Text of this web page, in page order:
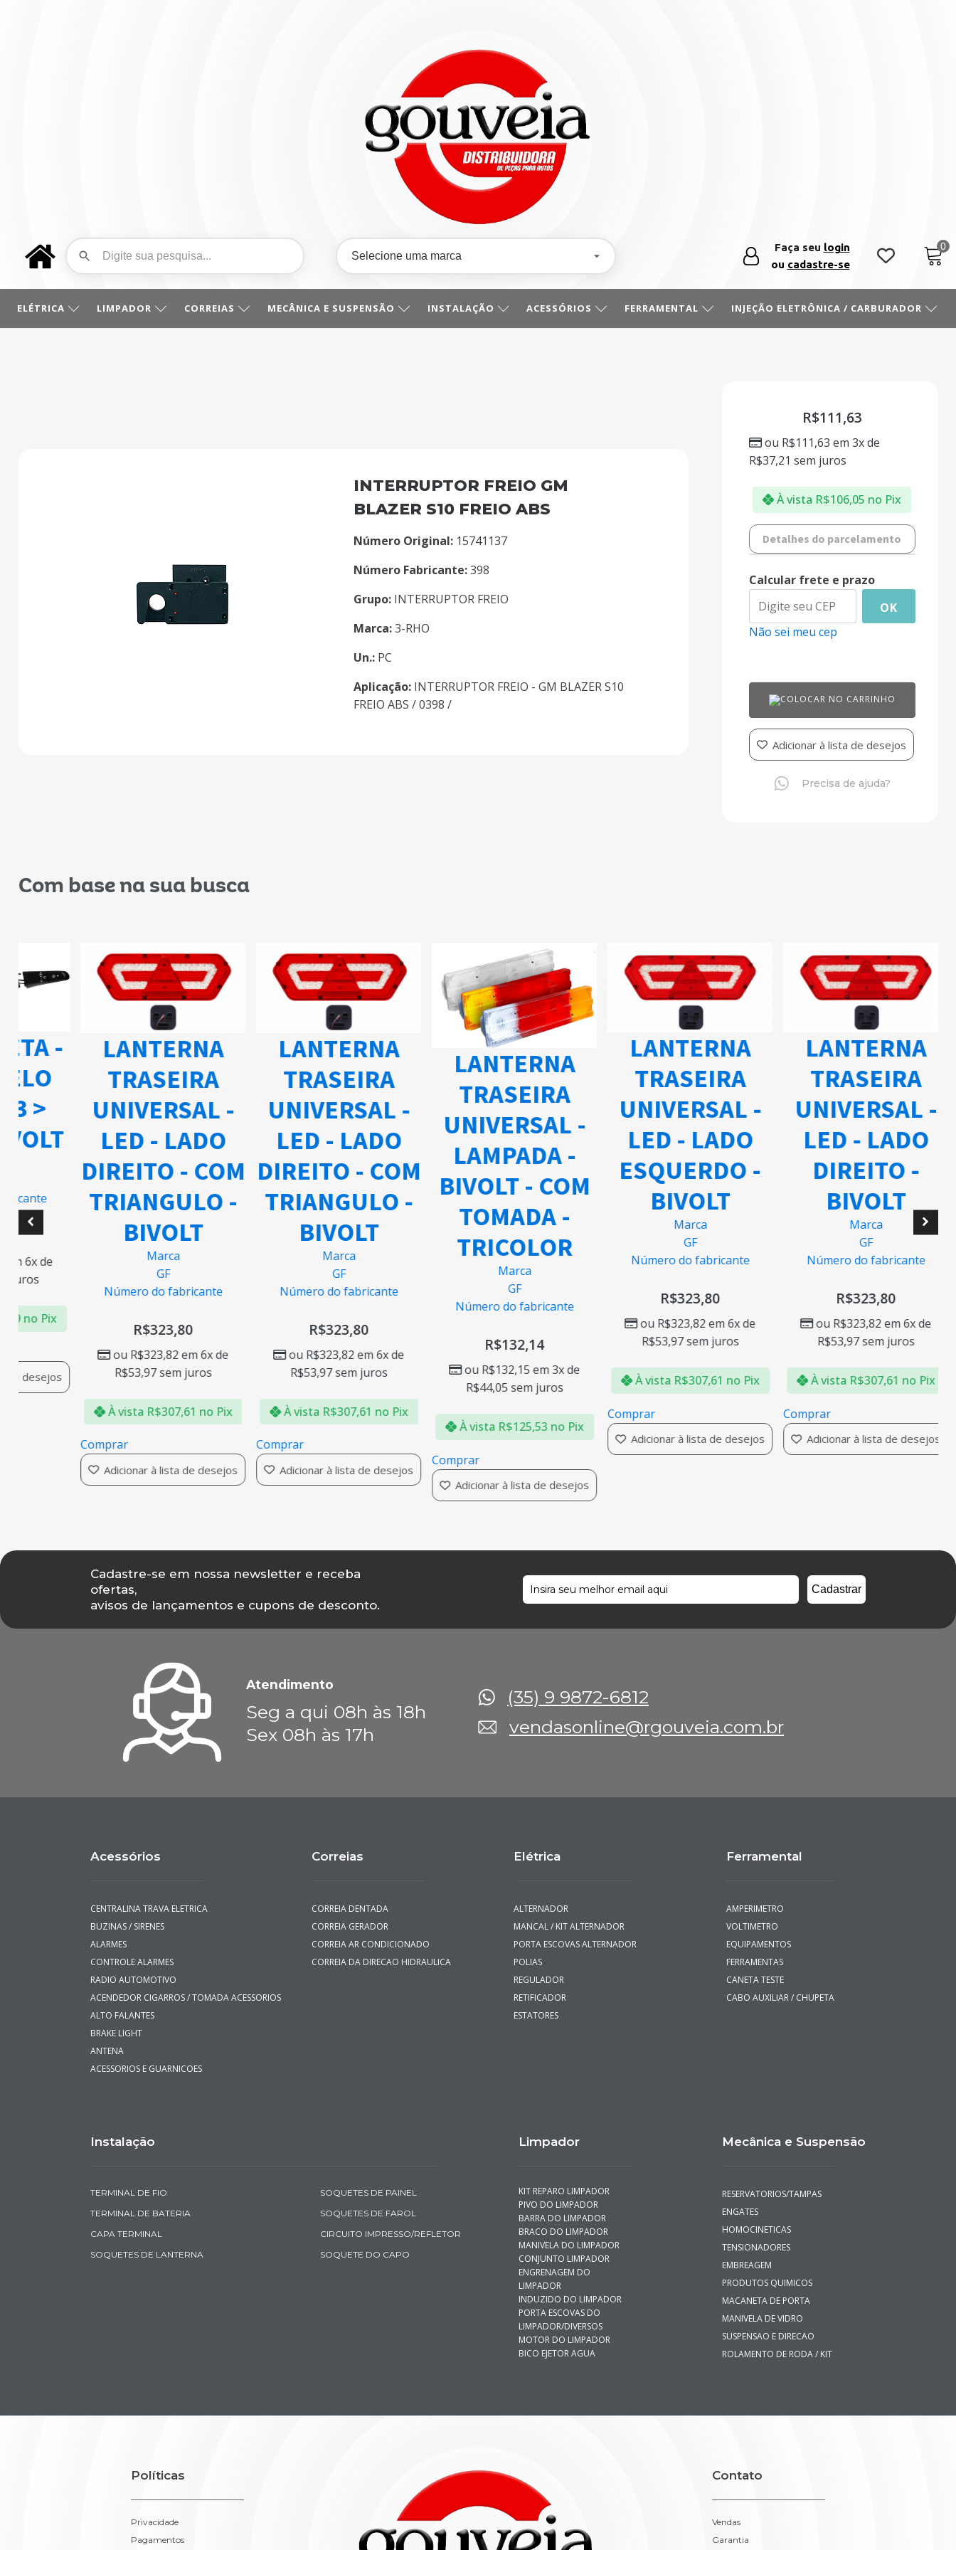
Faça seu login
ou cadastre-se
ELÉTRICA LIMPADOR CORREIAS MECÂNICA E SUSPENSÃO INSTALAÇÃO ACESSÓRIOS FERRAMENTAL INJEÇÃO ELETRÔNICA / CARBURADOR
INTERRUPTOR FREIO GM
BLAZER S10 FREIO ABS
Número Original: 15741137
Número Fabricante:398
Grupo: INTERRUPTOR FREIO
Marca:3-RHO
Un.: PC
Aplicação: INTERRUPTOR FREIO - GM BLAZER S10
FREIO ABS / 0398 /
R$111,63
ou R$111,63 em 3x de
R$37,21 sem juros
À vista R$106,05 no Pix
Detalhes do parcelamento
Calcular frete e prazo
OK
Não sei meu cep
COLOCAR NO CARRINHO
Adicionar à lista de desejos
Precisa de ajuda?
Com base na sua busca
-
>
6x de
no Pix
desejos
LANTERNA
TRASEIRA
UNIVERSAL -
LED - LADO
DIREITO - COM
TRIANGULO -
BIVOLT
Marca
GF
Número do fabricante
R$323,80
ouR$323,82em 6x de
R$53,97sem juros
À vistaR$307,61no Pix
Comprar
Adicionar à lista de desejos
LANTERNA
TRASEIRA
UNIVERSAL -
LED - LADO
DIREITO - COM
TRIANGULO -
BIVOLT
Marca
GF
Número do fabricante
R$323,80
ouR$323,82em 6x de
R$53,97sem juros
À vistaR$307,61no Pix
Comprar
Adicionar à lista de desejos
LANTERNA
TRASEIRA
UNIVERSAL -
LAMPADA -
BIVOLT - COM
TOMADA -
TRICOLOR
Marca
GF
Número do fabricante
R$132,14
ouR$132,15em 3x de
R$44,05sem juros
À vistaR$125,53no Pix
Comprar
Adicionar à lista de desejos
LANTERNA
TRASEIRA
UNIVERSAL -
LED - LADO
ESQUERDO -
BIVOLT
Marca
GF
Número do fabricante
R$323,80
ouR$323,82em 6x de
R$53,97sem juros
À vistaR$307,61no Pix
Comprar
Adicionar à lista de desejos
LANTERNA
TRASEIRA
UNIVERSAL -
LED - LADO
DIREITO -
BIVOLT
Marca
GF
Número do fabricante
R$323,80
ouR$323,82em 6x de
R$53,97sem juros
À vistaR$307,61no Pix
Comprar
Adicionar à lista de desejos
Cadastre-se em nossa newsletter e receba
ofertas,
avisos de lançamentos e cupons de desconto.
Atendimento
Seg a qui 08h às 18h
Sex 08h às 17h
(35) 9 9872-6812
vendasonline@rgouveia.com.br
Acessórios
CENTRALINA TRAVA ELETRICA
BUZINAS / SIRENES
ALARMES
CONTROLE ALARMES
RADIO AUTOMOTIVO
ACENDEDOR CIGARROS / TOMADA ACESSORIOS
ALTO FALANTES
BRAKE LIGHT
ANTENA
ACESSORIOS E GUARNICOES
Correias
CORREIA DENTADA
CORREIA GERADOR
CORREIA AR CONDICIONADO
CORREIA DA DIRECAO HIDRAULICA
Elétrica
ALTERNADOR
MANCAL / KIT ALTERNADOR
PORTA ESCOVAS ALTERNADOR
POLIAS
REGULADOR
RETIFICADOR
ESTATORES
Ferramental
AMPERIMETRO
VOLTIMETRO
EQUIPAMENTOS
FERRAMENTAS
CANETA TESTE
CABO AUXILIAR / CHUPETA
Instalação
TERMINAL DE FIO
TERMINAL DE BATERIA
CAPA TERMINAL
SOQUETES DE LANTERNA
SOQUETES DE PAINEL
SOQUETES DE FAROL
CIRCUITO IMPRESSO/REFLETOR
SOQUETE DO CAPO
Limpador
KIT REPARO LIMPADOR
PIVO DO LIMPADOR
BARRA DO LIMPADOR
BRACO DO LIMPADOR
MANIVELA DO LIMPADOR
CONJUNTO LIMPADOR
ENGRENAGEM DO
LIMPADOR
INDUZIDO DO LIMPADOR
PORTA ESCOVAS DO
LIMPADOR/DIVERSOS
MOTOR DO LIMPADOR
BICO EJETOR AGUA
Mecânica e Suspensão
RESERVATORIOS/TAMPAS
ENGATES
HOMOCINETICAS
TENSIONADORES
EMBREAGEM
PRODUTOS QUIMICOS
MACANETA DE PORTA
MANIVELA DE VIDRO
SUSPENSAO E DIRECAO
ROLAMENTO DE RODA / KIT
Políticas
Privacidade
Pagamentos
Contato
Vendas
Garantia